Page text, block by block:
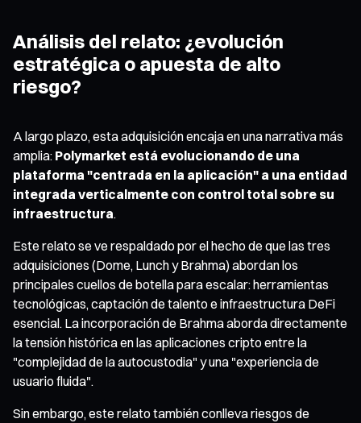
Análisis del relato: ¿evolución
estratégica o apuesta de alto
riesgo?
A largo plazo, esta adquisición encaja en una narrativa más
amplia: Polymarket está evolucionando de una
plataforma "centrada en la aplicación" a una entidad
integrada verticalmente con control total sobre su
infraestructura.
Este relato se ve respaldado por el hecho de que las tres
adquisiciones (Dome, Lunch y Brahma) abordan los
principales cuellos de botella para escalar: herramientas
tecnológicas, captación de talento e infraestructura DeFi
esencial. La incorporación de Brahma aborda directamente
la tensión histórica en las aplicaciones cripto entre la
"complejidad de la autocustodia" y una "experiencia de
usuario fluida".
Sin embargo, este relato también conlleva riesgos de